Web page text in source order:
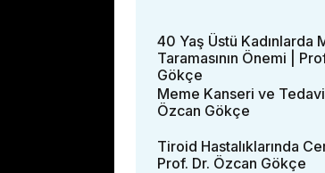
40 Yaş Üstü Kadınlarda
Taramasının Önemi |
Gökçe
Meme Kanseri ve
Özcan Gökçe
Tiroid Hastalıklarında
Prof. Dr. Özcan Gökçe